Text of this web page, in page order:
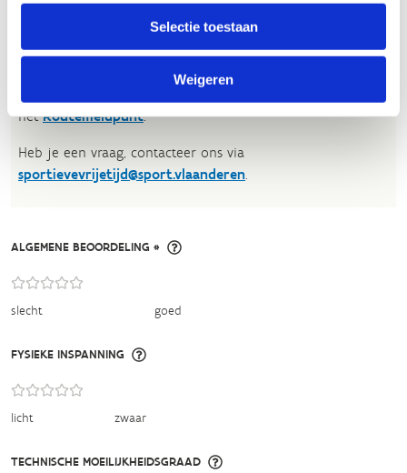
Selectie toestaan
Weigeren
Voor meer informatie over onze routestructuren, neem een
kijkje bij deFAQ.
hetRoutemeldpunt.
Heb je een vraag, contacteer ons via
sportievevrijetijd@sport.vlaanderen.​
ALGEMENE BEOORDELING *
slecht goed
FYSIEKE INSPANNING
licht zwaar
TECHNISCHE MOEILIJKHEIDSGRAAD